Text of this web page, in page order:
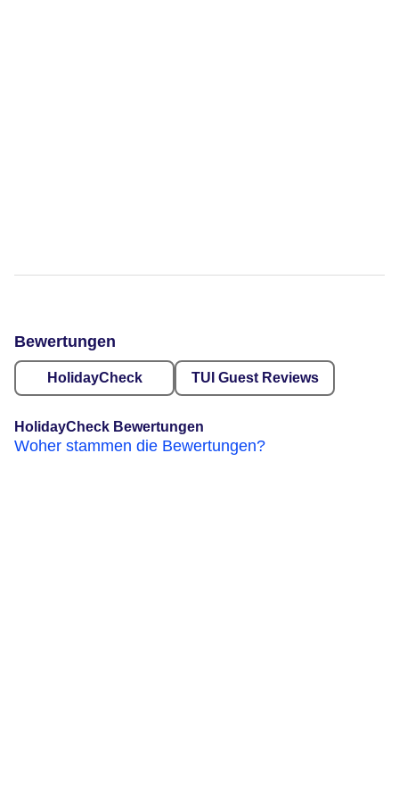
Bewertungen
HolidayCheck TUI Guest Reviews
HolidayCheck Bewertungen
Woher stammen die Bewertungen?